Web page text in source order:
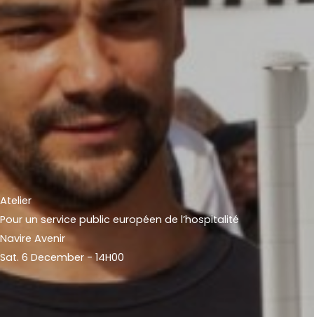
Atelier
Pour un service public européen de l’hospitalité
Navire Avenir
Sat. 6 December - 14H00